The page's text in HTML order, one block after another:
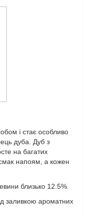
і стає особливо
дуба. Дуб з
на багатих
смак напоям, а кожен
близько 12.5%.
заливкою ароматних